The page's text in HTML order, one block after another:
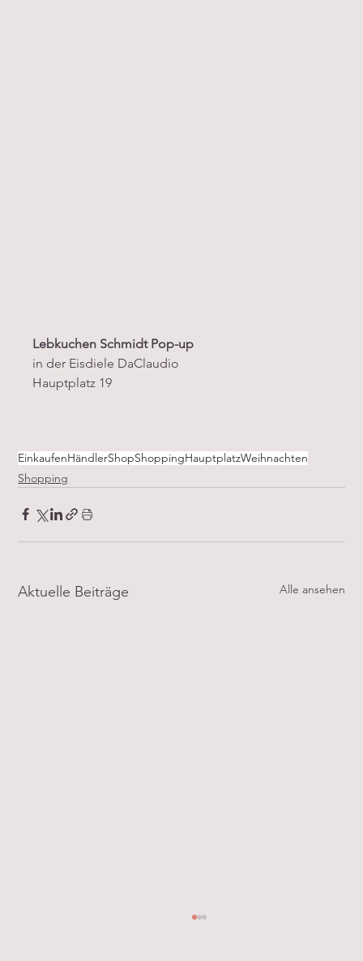
Lebkuchen Schmidt Pop-up
in der Eisdiele DaClaudio
Hauptplatz 19
EinkaufenHändlerShopShoppingHauptplatzWeihnachten
Shopping
Aktuelle Beiträge Alle ansehen